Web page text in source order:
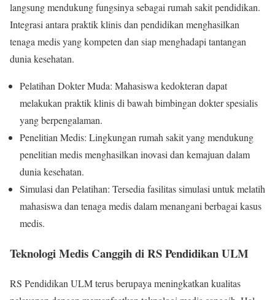
langsung mendukung fungsinya sebagai rumah sakit pendidikan.
Integrasi antara praktik klinis dan pendidikan menghasilkan
tenaga medis yang kompeten dan siap menghadapi tantangan
dunia kesehatan.
Pelatihan Dokter Muda: Mahasiswa kedokteran dapat
melakukan praktik klinis di bawah bimbingan dokter spesialis
yang berpengalaman.
Penelitian Medis: Lingkungan rumah sakit yang mendukung
penelitian medis menghasilkan inovasi dan kemajuan dalam
dunia kesehatan.
Simulasi dan Pelatihan: Tersedia fasilitas simulasi untuk melatih
mahasiswa dan tenaga medis dalam menangani berbagai kasus
medis.
Teknologi Medis Canggih di RS Pendidikan ULM
RS Pendidikan ULM terus berupaya meningkatkan kualitas